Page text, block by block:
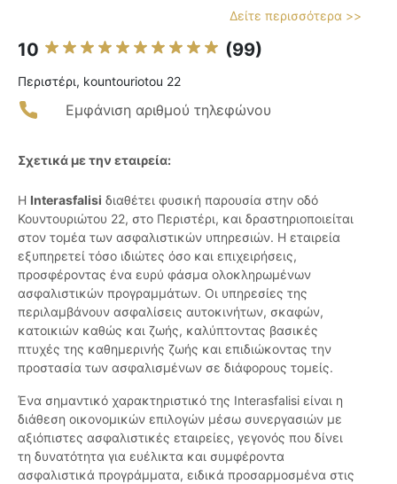
Δείτε περισσότερα >>
10 (99)
Περιστέρι, kountouriotou 22
Εμφάνιση αριθμού τηλεφώνου
Σχετικά με την εταιρεία:
Η Interasfalisi διαθέτει φυσική παρουσία στην οδό
Κουντουριώτου 22, στο Περιστέρι, και δραστηριοποιείται
στον τομέα των ασφαλιστικών υπηρεσιών. Η εταιρεία
εξυπηρετεί τόσο ιδιώτες όσο και επιχειρήσεις,
προσφέροντας ένα ευρύ φάσμα ολοκληρωμένων
ασφαλιστικών προγραμμάτων. Οι υπηρεσίες της
περιλαμβάνουν ασφαλίσεις αυτοκινήτων, σκαφών,
κατοικιών καθώς και ζωής, καλύπτοντας βασικές
πτυχές της καθημερινής ζωής και επιδιώκοντας την
προστασία των ασφαλισμένων σε διάφορους τομείς.
Ένα σημαντικό χαρακτηριστικό της Interasfalisi είναι η
διάθεση οικονομικών επιλογών μέσω συνεργασιών με
αξιόπιστες ασφαλιστικές εταιρείες, γεγονός που δίνει
τη δυνατότητα για ευέλικτα και συμφέροντα
ασφαλιστικά προγράμματα, ειδικά προσαρμοσμένα στις